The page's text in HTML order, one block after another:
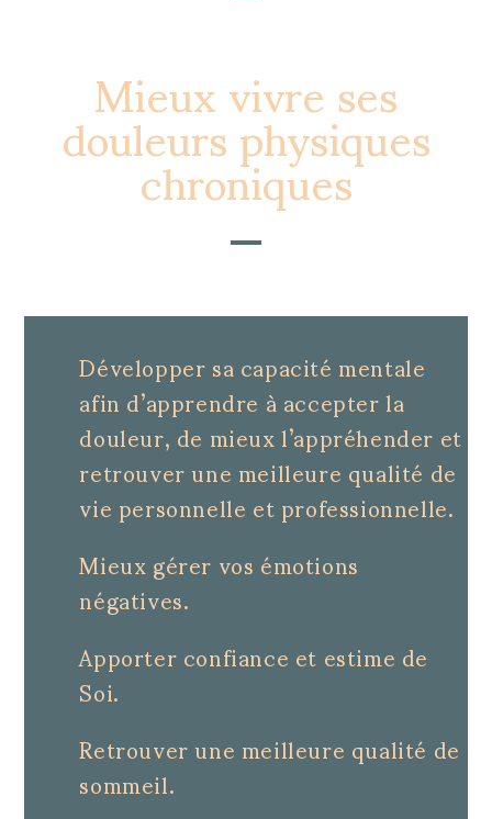
Mieux vivre ses
douleurs physiques
chroniques
Développer sa capacité mentale
afin d’apprendre à accepter la
douleur, de mieux l’appréhender et
retrouver une meilleure qualité de
vie personnelle et professionnelle.
Mieux gérer vos émotions
négatives.
Apporter confiance et estime de
Soi.
Retrouver une meilleure qualité de
sommeil.